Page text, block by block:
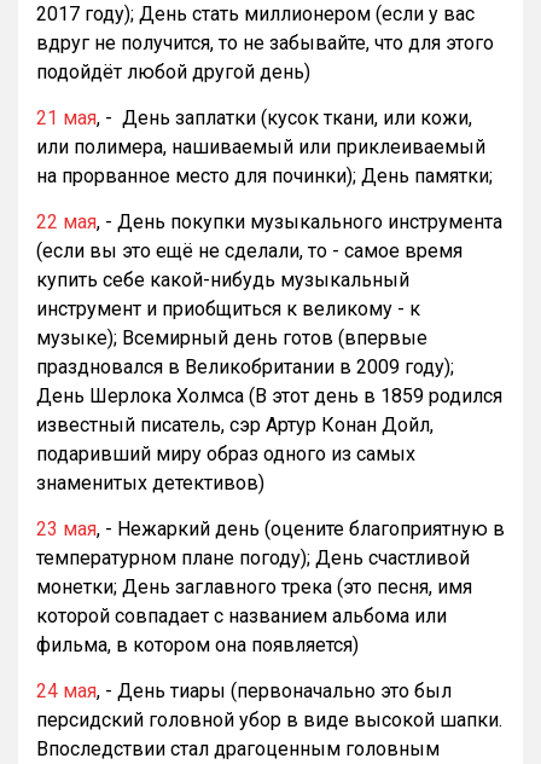
2017 году); День стать миллионером (если у вас
вдруг не получится, то не забывайте, что для этого
подойдёт любой другой день)
21 мая, - День заплатки (кусок ткани, или кожи,
или полимера, нашиваемый или приклеиваемый
на прорванное место для починки); День памятки;
22 мая, - День покупки музыкального инструмента
(если вы это ещё не сделали, то - самое время
купить себе какой-нибудь музыкальный
инструмент и приобщиться к великому - к
музыке); Всемирный день готов (впервые
праздновался в Великобритании в 2009 году);
День Шерлока Холмса (В этот день в 1859 родился
известный писатель, сэр Артур Конан Дойл,
подаривший миру образ одного из самых
знаменитых детективов)
23 мая, - Нежаркий день (оцените благоприятную в
температурном плане погоду); День счастливой
монетки; День заглавного трека (это песня, имя
которой совпадает с названием альбома или
фильма, в котором она появляется)
24 мая, - День тиары (первоначально это был
персидский головной убор в виде высокой шапки.
Впоследствии стал драгоценным головным